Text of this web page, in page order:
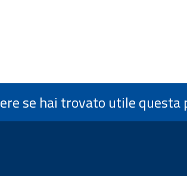
se hai trovato utile questa